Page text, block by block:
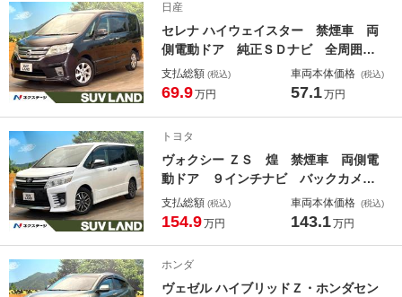
ルトインＥＴＣ 純正１５インチアル
ミ
日産
セレナ ハイウェイスター 禁煙車 両
側電動ドア 純正ＳＤナビ 全周囲カ
メラ １００Ｖ電源 コーナーセンサ
ー スマートキー ＨＩＤヘッド ビ
エアコン
支払総額 (税込)
69.9万円
車両本体価格 (税込)
57.1万円
トヨタ
ヴォクシー ＺＳ 煌 禁煙車 両側電
動ドア ９インチナビ バックカメ
ラ トヨタセーフティセンス ドラレ
コ スマートキー ＬＥＤヘッド Ｅ
ｔｏｏｔｈ
支払総額 (税込)
154.9万円
車両本体価格 (税込)
143.1万円
ホンダ
ヴェゼル ハイブリッドＺ・ホンダセン